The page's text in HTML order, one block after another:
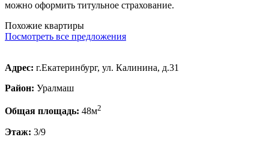
можно оформить титульное страхование.
Похожие квартиры
Посмотреть все предложения
Адрес: г.Екатеринбург, ул. Калинина, д.31
Район: Уралмаш
Общая площадь: 48м2
Этаж: 3/9